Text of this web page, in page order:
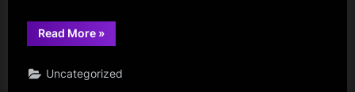
Read More“Atrakcje
Zakopanego:
i
»
Uncategorized